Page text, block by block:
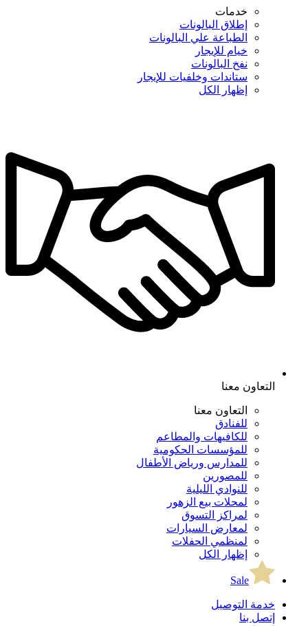
خدمات
إطلاق البالونات
الطباعة علي البالونات
خيام للإيجار
نفخ البالونات
ستاندات وخلفيات للإيجار
إظهار الكل
التعاون معنا
التعاون معنا
للفنادق
للكافيهات والمطاعم
للمؤسسات الحكومية
للمدارس ورياض الأطفال
للمصورين
للنوادي الليلية
لمحلات بيع الزهور
لمراكز التسوق
لمعارض السيارات
لمنظمي الحفلات
إظهار الكل
Sale
خدمة التوصيل
إتصل بنا